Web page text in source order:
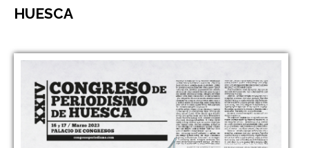
HUESCA